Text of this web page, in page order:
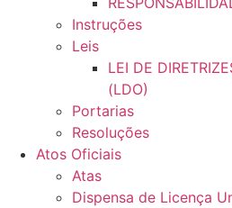
Instruções
Leis
LEI DE
(LDO)
Portarias
Resoluções
Atos Oficiais
Atas
Dispensa de Licença